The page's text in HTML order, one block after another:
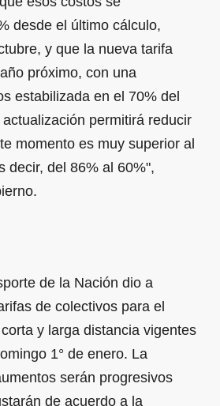
desde el último cálculo,
y que la nueva tarifa
próximo, con una
estabilizada en el 70% del
permitirá reducir
momento es muy superior al
decir, del 86% al 60%",
de la Nación dio a
de colectivos para el
y larga distancia vigentes
1° de enero. La
serán progresivos
de acuerdo a la